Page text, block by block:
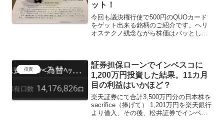
ット！
今回も議決権行使で500円のQUOカード
をゲット出来る銘柄のご紹介です。ヘリ
オステクノ残念ながら株価はパッとしま
なったよって方は↓...
投資
証券担保ローンでインベスコに
1,200万円投資した結果。11カ月
目の利益はいかほど？
楽天証券にて合計3,500万円分の日本株を
sacrifice（捧げて） 1,201万円を楽天銀行
より借入、その後、松井証券でインベス